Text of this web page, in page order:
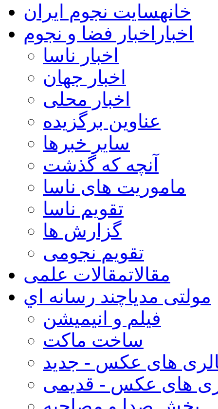
خانهسایت نجوم ایران
اخبار اخبار فضا و نجوم
اخبار ناسا
اخبار جهان
اخبار محلی
عناوین برگزیده
سایر خبرها
آنچه که گذشت
ماموریت های ناسا
تقویم ناسا
گزارش ها
تقویم نجومی
مقالاتمقالات علمی
مولتی مدیاچند رسانه اي
فیلم و انیمیشن
ساخت ماکت
های عکس - جدید
های عکس - قدیمی